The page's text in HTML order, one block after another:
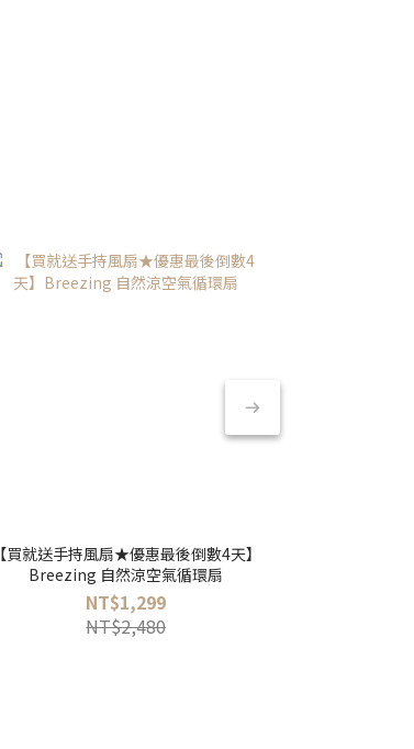
【買就送手持風扇★優惠最後倒數4天】
Breezing 自然涼空氣循環扇
NT$1,299
NT$2,480